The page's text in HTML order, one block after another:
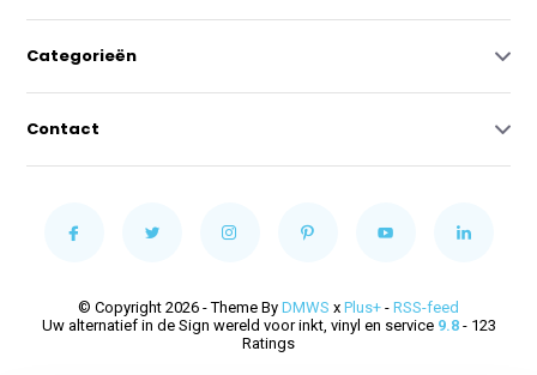
Categorieën
Contact
© Copyright 2026 - Theme By DMWS x Plus+ - RSS-feed
Uw alternatief in de Sign wereld voor inkt, vinyl en service 9.8- 123
Ratings